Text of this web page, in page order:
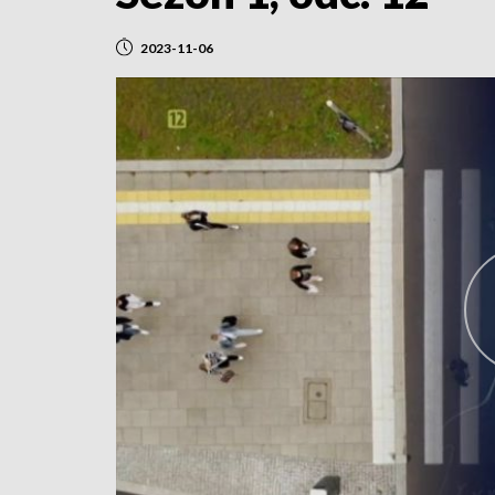
2023-11-06